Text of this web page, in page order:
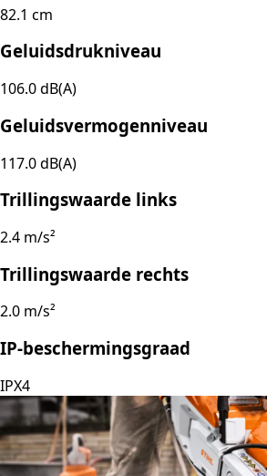
82.1 cm
Geluidsdrukniveau
106.0 dB(A)
Geluidsvermogenniveau
117.0 dB(A)
Trillingswaarde links
2.4 m/s²
Trillingswaarde rechts
2.0 m/s²
IP-beschermingsgraad
IPX4